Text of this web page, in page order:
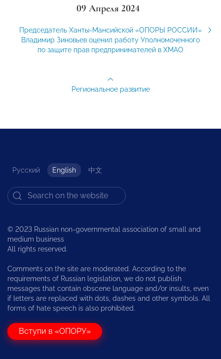
09 Апреля 2024
Председатель Ханты-Мансийской «ОПОРЫ РОССИИ»
Владимир Зиновьев оценил работу Уполномоченного
по защите прав предпринимателей в ХМАО
Региональное развитие
Русский English 中文
© 2023 Russian non-governmental association of small and
medium business
All rights reserved.
Comments on the site are moderated. According to the
requirements of Russian legislation, we do not publish
messages that contain obscene language and/or insults, even
if letters are replaced with dots, dashes and other symbols. All
forms of hate speech is also prohibited.
Вступи в «ОПОРУ»